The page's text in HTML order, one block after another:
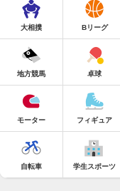
大相撲 Bリーグ
地方競馬 卓球
モーター フィギュア
自転車 学生スポーツ